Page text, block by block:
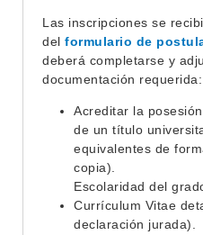
NOTICIAS
CONTACTO
Las inscripciones se
del formulario de
deberá completarse y
documentación requerida:
Acreditar la
de un título
equivalentes de
copia).
Escolaridad del
Currículum Vitae
declaración jurada).